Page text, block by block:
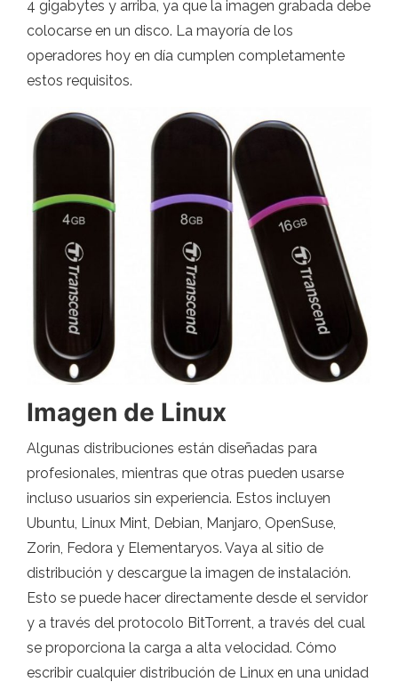
4 gigabytes y arriba, ya que la imagen grabada debe
colocarse en un disco. La mayoría de los
operadores hoy en día cumplen completamente
estos requisitos.
Imagen de Linux
Algunas distribuciones están diseñadas para
profesionales, mientras que otras pueden usarse
incluso usuarios sin experiencia. Estos incluyen
Ubuntu, Linux Mint, Debian, Manjaro, OpenSuse,
Zorin, Fedora y Elementaryos. Vaya al sitio de
distribución y descargue la imagen de instalación.
Esto se puede hacer directamente desde el servidor
y a través del protocolo BitTorrent, a través del cual
se proporciona la carga a alta velocidad. Cómo
escribir cualquier distribución de Linux en una unidad